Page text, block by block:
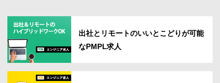
出社とリモートのいいとこどりが可能
なPMPL求人